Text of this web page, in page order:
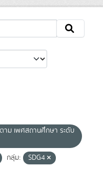
าม เพศสถานศึกษา ระดับ
กลุ่ม:
SDG4